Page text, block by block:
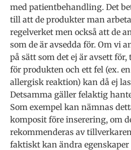
med patientbehandling. Det
till att de produkter man
regelverket men också att de
som de är avsedda för. Om vi
på sätt som det ej är avsett för,
för produkten och ett fel (ex.
allergisk reaktion) kan då ej
Detsamma gäller felaktig
Som exempel kan nämnas
komposit före inserering, om
rekommenderas av
faktiskt kan ändra